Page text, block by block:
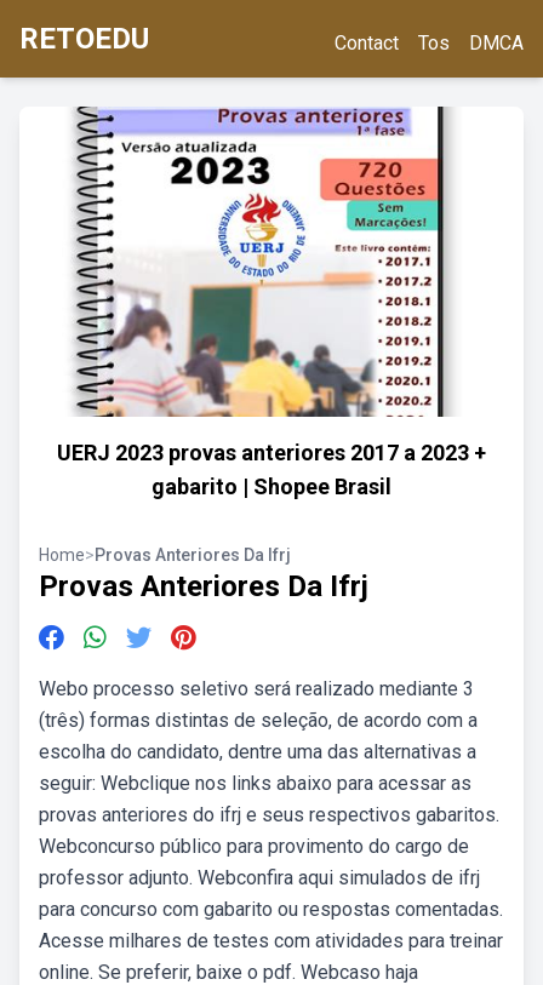
RETOEDU Contact Tos DMCA
UERJ 2023 provas anteriores 2017 a 2023 +
gabarito | Shopee Brasil
Home>Provas Anteriores Da Ifrj
Provas Anteriores Da Ifrj
Webo processo seletivo será realizado mediante 3
(três) formas distintas de seleção, de acordo com a
escolha do candidato, dentre uma das alternativas a
seguir: Webclique nos links abaixo para acessar as
provas anteriores do ifrj e seus respectivos gabaritos.
Webconcurso público para provimento do cargo de
professor adjunto. Webconfira aqui simulados de ifrj
para concurso com gabarito ou respostas comentadas.
Acesse milhares de testes com atividades para treinar
online. Se preferir, baixe o pdf. Webcaso haja